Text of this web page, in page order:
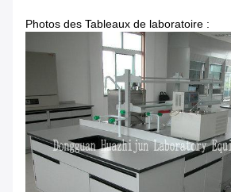
Photos des Tableaux de laboratoire :